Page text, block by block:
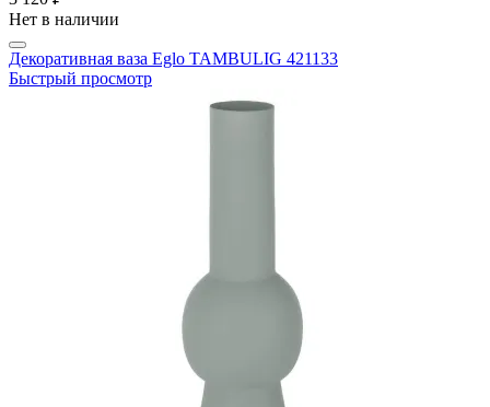
Нет в наличии
Декоративная ваза Eglo TAMBULIG 421133
Быстрый просмотр